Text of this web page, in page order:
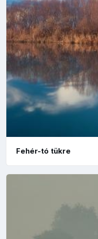
Fehér-tó tükre